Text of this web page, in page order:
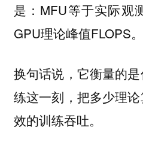
是：MFU等于实际观
GPU理论峰值FLOPS。
换句话说，它衡量的
练这一刻，把多少理
效的训练吞吐。